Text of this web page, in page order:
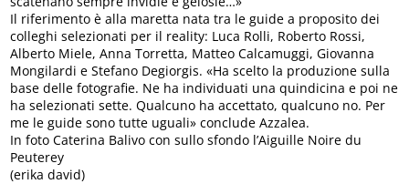
Il riferimento è alla maretta nata tra le guide a proposito dei
colleghi selezionati per il reality: Luca Rolli, Roberto Rossi,
Alberto Miele, Anna Torretta, Matteo Calcamuggi, Giovanna
Mongilardi e Stefano Degiorgis. «Ha scelto la produzione sulla
base delle fotografie. Ne ha individuati una quindicina e poi ne
ha selezionati sette. Qualcuno ha accettato, qualcuno no. Per
me le guide sono tutte uguali» conclude Azzalea.
In foto Caterina Balivo con sullo sfondo l’Aiguille Noire du
Peuterey
(erika david)